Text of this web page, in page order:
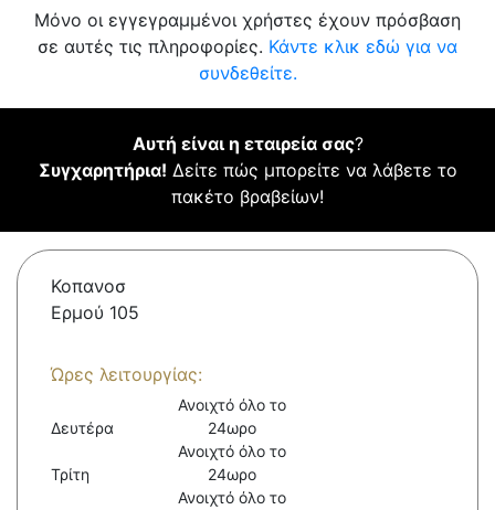
Μόνο οι εγγεγραμμένοι χρήστες έχουν πρόσβαση
σε αυτές τις πληροφορίες. Κάντε κλικ εδώ για να
συνδεθείτε.
Αυτή είναι η εταιρεία σας?
Συγχαρητήρια! Δείτε πώς μπορείτε να λάβετε το
πακέτο βραβείων!
Κοπανοσ
Ερμού 105
Ώρες λειτουργίας:
Δευτέρα
Ανοιχτό όλο το
24ωρο
Τρίτη
Ανοιχτό όλο το
24ωρο
Ανοιχτό όλο το